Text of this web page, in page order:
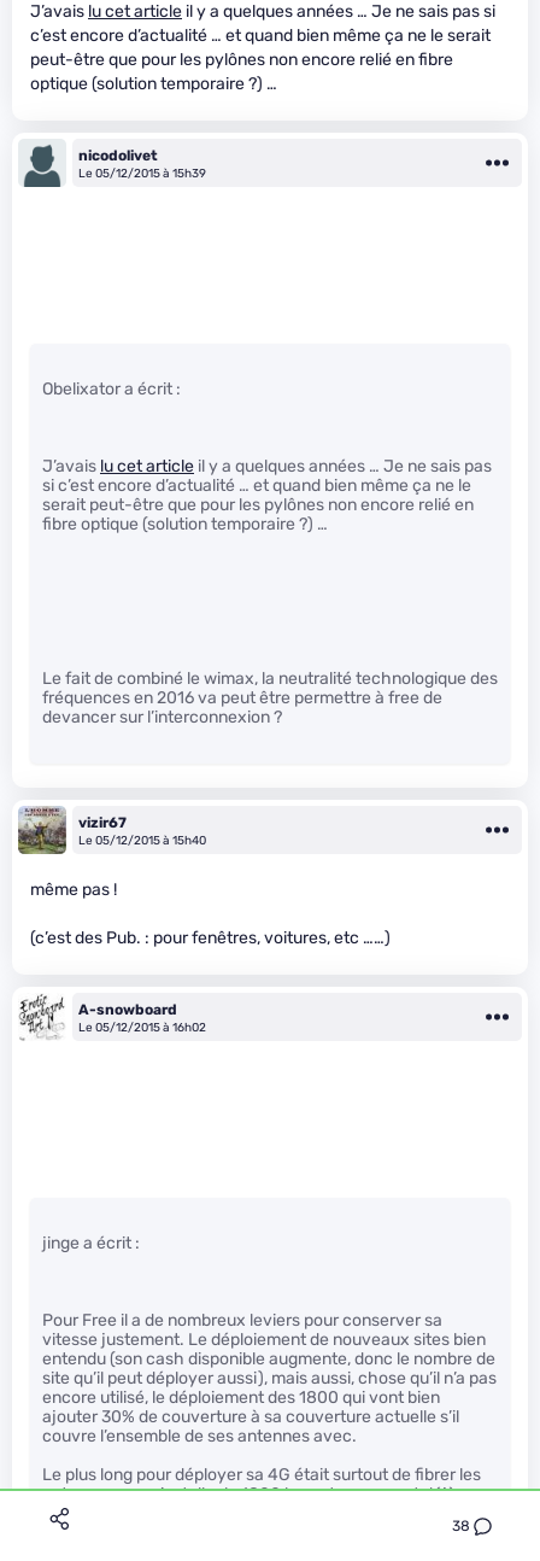
38
J’avais lu cet article il y a quelques années … Je ne sais pas si
c’est encore d’actualité … et quand bien même ça ne le serait
peut-être que pour les pylônes non encore relié en fibre
optique (solution temporaire ?) …
nicodolivet
Le 05/12/2015 à 15h39
Obelixator a écrit :
J’avais lu cet article il y a quelques années … Je ne sais pas
si c’est encore d’actualité … et quand bien même ça ne le
serait peut-être que pour les pylônes non encore relié en
fibre optique (solution temporaire ?) …
Le fait de combiné le wimax, la neutralité technologique des
fréquences en 2016 va peut être permettre à free de
devancer sur l’interconnexion ?
vizir67
Le 05/12/2015 à 15h40
même pas !
(c’est des Pub. : pour fenêtres, voitures, etc ……)
A-snowboard
Le 05/12/2015 à 16h02
jinge a écrit :
Pour Free il a de nombreux leviers pour conserver sa
vitesse justement. Le déploiement de nouveaux sites bien
entendu (son cash disponible augmente, donc le nombre de
site qu’il peut déployer aussi), mais aussi, chose qu’il n’a pas
encore utilisé, le déploiement des 1800 qui vont bien
ajouter 30% de couverture à sa couverture actuelle s’il
couvre l’ensemble de ses antennes avec.
Le plus long pour déployer sa 4G était surtout de fibrer les
antennes, pour installer la 1800 les antennes sont déjà
fibrées, donc ça dépend juste du déplacement des équipes
de Free, qui peut donc le faire au rythme qu’il désire. Et